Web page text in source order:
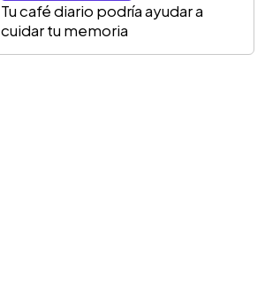
Tu café diario podría ayudar a
cuidar tu memoria